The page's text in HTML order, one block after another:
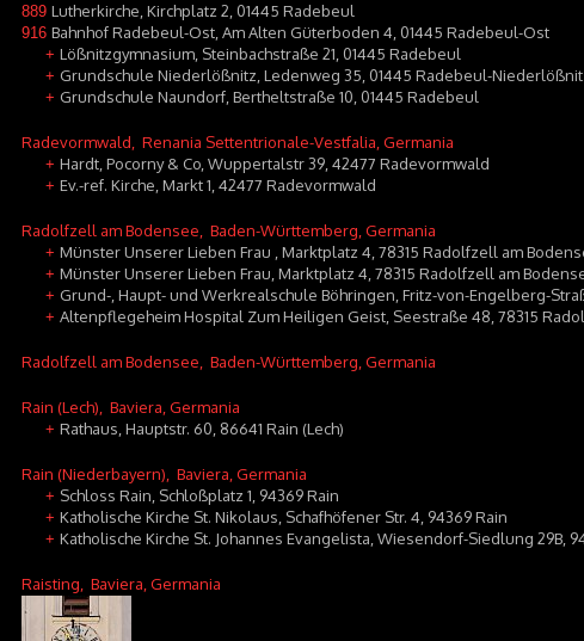
889 Lutherkirche, Kirchplatz 2, 01445 Radebeul
916 Bahnhof Radebeul-Ost, Am Alten Güterboden 4, 01445 Radebeul-Ost
+ Lößnitzgymnasium, Steinbachstraße 21, 01445 Radebeul
+ Grundschule Niederlößnitz, Ledenweg 35, 01445 Radebeul-
+ Grundschule Naundorf, Bertheltstraße 10, 01445 Radebeul
Radevormwald , Renania Settentrionale-Vestfalia, Germania
+ Hardt, Pocorny & Co, Wuppertalstr 39, 42477 Radevormwald
+ Ev.-ref. Kirche, Markt 1, 42477 Radevormwald
Radolfzell am Bodensee , Baden-Württemberg, Germania
+ Münster Unserer Lieben Frau , Marktplatz 4, 78315 Radolfzell am
+ Münster Unserer Lieben Frau, Marktplatz 4, 78315 Radolfzell am
+ Grund-, Haupt- und Werkrealschule Böhringen, Fritz-von-Engelberg-
+ Altenpflegeheim Hospital Zum Heiligen Geist, Seestraße 48, 78315
Radolfzell am Bodensee , Baden-Württemberg, Germania
Rain (Lech) , Baviera, Germania
+ Rathaus, Hauptstr. 60, 86641 Rain (Lech)
Rain (Niederbayern) , Baviera, Germania
+ Schloss Rain, Schloßplatz 1, 94369 Rain
+ Katholische Kirche St. Nikolaus, Schafhöfener Str. 4, 94369 Rain
+ Katholische Kirche St. Johannes Evangelista, Wiesendorf-Siedlung 29B,
Raisting , Baviera, Germania